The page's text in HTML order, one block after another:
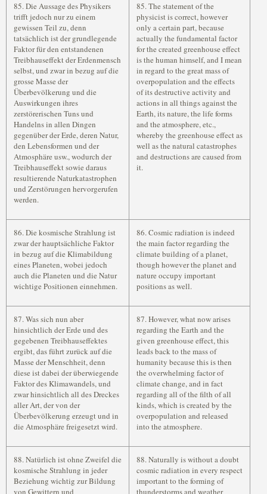
85. Die Aussage des Physikers
trifft jedoch nur zu einem
gewissen Teil zu, denn
tatsächlich ist der grundlegende
Faktor für den entstandenen
Treibhauseffekt der Erdenmensch
selbst, und zwar in bezug auf die
grosse Masse der
Überbevölkerung und die
Auswirkungen ihres
zerstörerischen Tuns und
Handelns in allen Dingen
gegenüber der Erde, deren Natur,
den Lebensformen und der
Atmosphäre usw., wodurch der
Treibhauseffekt sowie daraus
resultierende Naturkatastrophen
und Zerstörungen hervorgerufen
werden.
85. The statement of the
physicist is correct, however
only a certain part, because
actually the fundamental factor
for the created greenhouse effect
is the human himself, and I mean
in regard to the great mass of
overpopulation and the effects
of its destructive activity and
actions in all things against the
Earth, its nature, the life forms
and the atmosphere, etc.,
whereby the greenhouse effect as
well as the natural catastrophes
and destructions are caused from
it.
86. Die kosmische Strahlung ist
zwar der hauptsächliche Faktor
in bezug auf die Klimabildung
eines Planeten, wobei jedoch
auch die Planeten und die Natur
wichtige Positionen einnehmen.
86. Cosmic radiation is indeed
the main factor regarding the
climate building of a planet,
though however the planet and
nature occupy important
positions as well.
87. Was sich nun aber
hinsichtlich der Erde und des
gegebenen Treibhauseffektes
ergibt, das führt zurück auf die
Masse der Menschheit, denn
diese ist dabei der überwiegende
Faktor des Klimawandels, und
zwar hinsichtlich all des Dreckes
aller Art, der von der
Überbevölkerung erzeugt und in
die Atmosphäre freigesetzt wird.
87. However, what now arises
regarding the Earth and the
given greenhouse effect, this
leads back to the mass of
humanity because this is then
the overwhelming factor of
climate change, and in fact
regarding all of the filth of all
kinds, which is created by the
overpopulation and released
into the atmosphere.
88. Natürlich ist ohne Zweifel die
kosmische Strahlung in jeder
Beziehung wichtig zur Bildung
von Gewittern und
88. Naturally is without a doubt
cosmic radiation in every respect
important to the forming of
thunderstorms and weather